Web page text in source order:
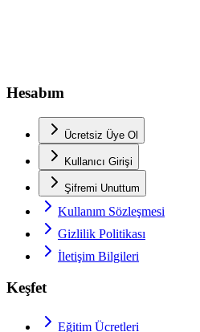
Hesabım
Ücretsiz Üye Ol
Kullanıcı Girişi
Şifremi Unuttum
Kullanım Sözleşmesi
Gizlilik Politikası
İletişim Bilgileri
Keşfet
Eğitim Ücretleri